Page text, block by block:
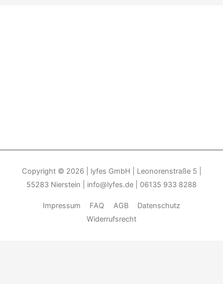
Copyright © 2026
| lyfes GmbH | Leonorenstraße 5 |
55283 Nierstein | info@lyfes.de | 06135 933 8288
Impressum FAQ AGB
Datenschutz
Widerrufsrecht